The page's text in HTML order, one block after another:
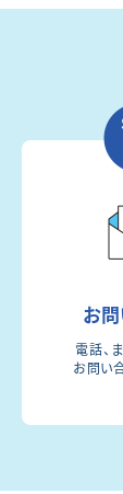
お
電話、
お問い